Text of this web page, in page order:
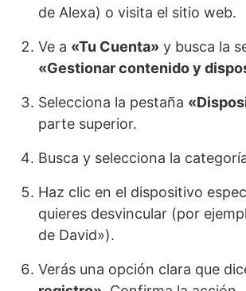
de Alexa) o visita el sitio web.
Ve a «Tu Cuenta» y busca la
«Gestionar contenido y
Selecciona la pestaña
parte superior.
Busca y selecciona la
Haz clic en el dispositivo
quieres desvincular (por
de David»).
Verás una opción clara que